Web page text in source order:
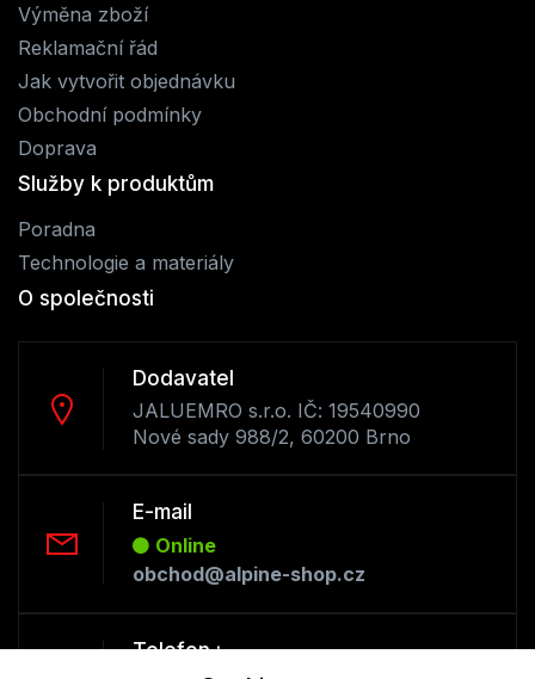
Výměna zboží
Reklamační řád
Jak vytvořit objednávku
Obchodní podmínky
Doprava
Služby k produktům
Poradna
Technologie a materiály
O společnosti
Dodavatel
JALUEMRO s.r.o. IČ: 19540990
Nové sady 988/2, 60200 Brno
E-mail
Online
obchod@alpine-shop.cz
Telefon :